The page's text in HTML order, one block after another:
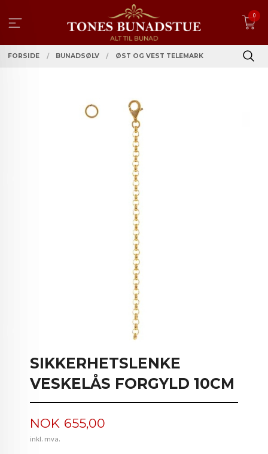
innholdet
0
FORSIDE BUNADSØLV ØST OG VEST TELEMARK
SIKKERHETSLENKE
VESKELÅS FORGYLD 10CM
Pris
NOK 655,00
inkl. mva.